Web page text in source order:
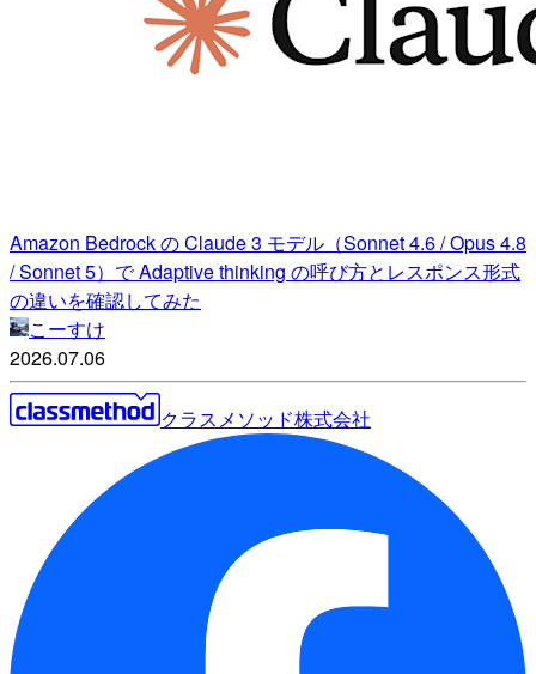
Amazon Bedrock の Claude 3 モデル（Sonnet 4.6 / Opus 4.8
/ Sonnet 5）で Adaptive thinking の呼び方とレスポンス形式
の違いを確認してみた
こーすけ
2026.07.06
クラスメソッド株式会社